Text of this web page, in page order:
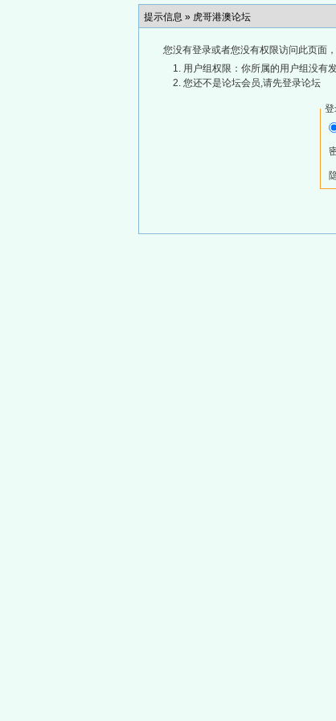
提示信息 » 虎哥港澳论坛
您没有登录或者您没有权限访问此页面
用户组权限：你所属的用户组没有
您还不是论坛会员,请先登录论坛